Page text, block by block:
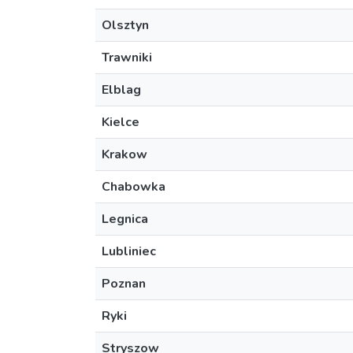
Olsztyn
Trawniki
Elblag
Kielce
Krakow
Chabowka
Legnica
Lubliniec
Poznan
Ryki
Stryszow